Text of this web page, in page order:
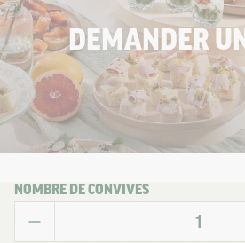
DEMANDER
NOMBRE DE CONVIVES